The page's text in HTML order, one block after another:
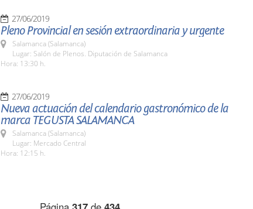
27/06/2019
Pleno Provincial en sesión extraordinaria y urgente
Salamanca (Salamanca)
Lugar: Salón de Plenos. Diputación de Salamanca
Hora: 13:30 h.
27/06/2019
Nueva actuación del calendario gastronómico de la
marca TEGUSTA SALAMANCA
Salamanca (Salamanca)
Lugar: Mercado Central
Hora: 12:15 h.